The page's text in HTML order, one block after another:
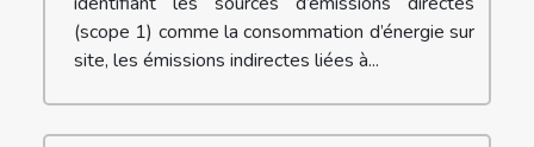
(scope 1) comme la consommation d’énergie sur
site, les émissions indirectes liées à...